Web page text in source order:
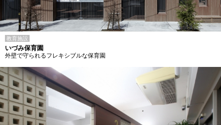
教育施設
いづみ保育園
外壁で守られるフレキシブルな保育園